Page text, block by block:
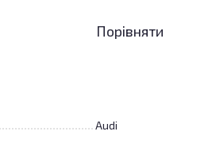
Порівняти
Audi